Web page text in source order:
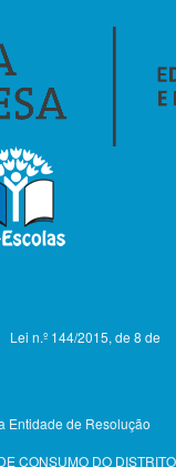
Lei n.º 144/2015, de 8 de
Entidade de Resolução
CONSUMO DO DISTRITO